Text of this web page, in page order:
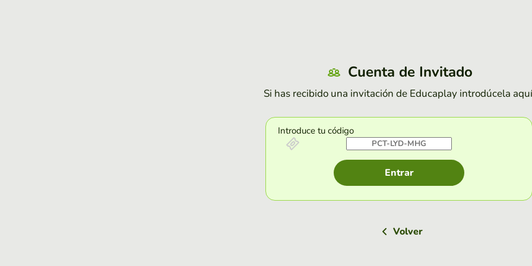
Cuenta de Invitado
Si has recibido una invitación de Educaplay introdúcela
Introduce tu código
Entrar
Volver